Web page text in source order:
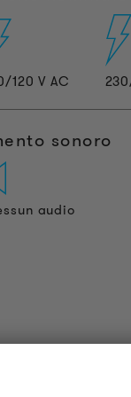
120 V AC
sonoro
audio